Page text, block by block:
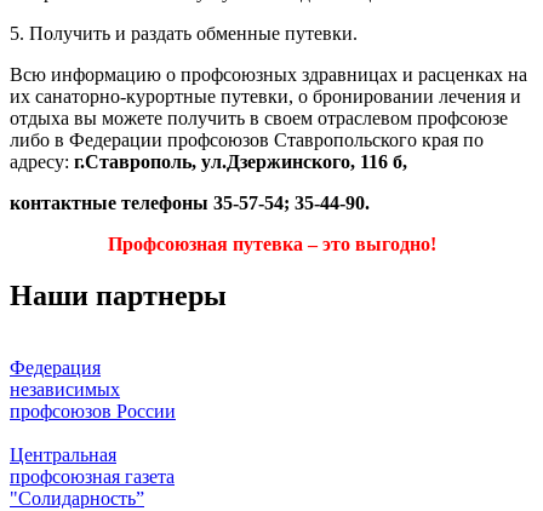
5.​ Получить и раздать обменные путевки.
Всю информацию о профсоюзных здравницах и расценках на
их санаторно-курортные путевки, о бронировании лечения и
отдыха вы можете получить в своем отраслевом профсоюзе
либо в Федерации профсоюзов Ставропольского края по
адресу: г.Ставрополь, ул.Дзержинского, 116 б,
контактные телефоны 35-57-54; 35-44-90.
Профсоюзная путевка – это выгодно!
Наши партнеры
Федерация
независимых
профсоюзов России
Центральная
профсоюзная газета
"Солидарность”